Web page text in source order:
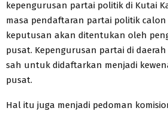
kepengurusan partai politik di Kutai
masa pendaftaran partai politik calon
keputusan akan ditentukan oleh
pusat. Kepengurusan partai di
sah untuk didaftarkan menjadi
pusat.
Hal itu juga menjadi pedoman